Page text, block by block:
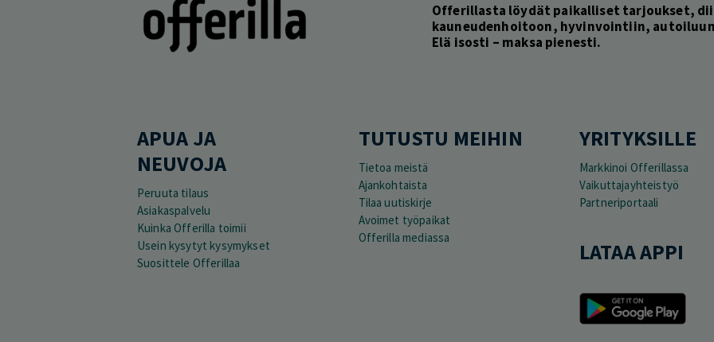
Offerillasta löydät paikalliset tarjoukset,
kauneudenhoitoon, hyvinvointiin,
Elä isosti – maksa pienesti.
APUA JA
NEUVOJA
Peruuta tilaus
Asiakaspalvelu
Kuinka Offerilla toimii
Usein kysytyt kysymykset
Suosittele Offerillaa
TUTUSTU MEIHIN
Tietoa meistä
Ajankohtaista
Tilaa uutiskirje
Avoimet työpaikat
Offerilla mediassa
YRITYKSILLE
Markkinoi Offerillassa
Vaikuttajayhteistyö
Partneriportaali
LATAA APPI